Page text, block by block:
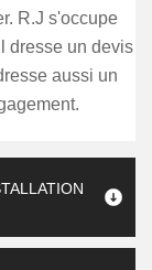
R.J s'occupe
dresse un devis
aussi un